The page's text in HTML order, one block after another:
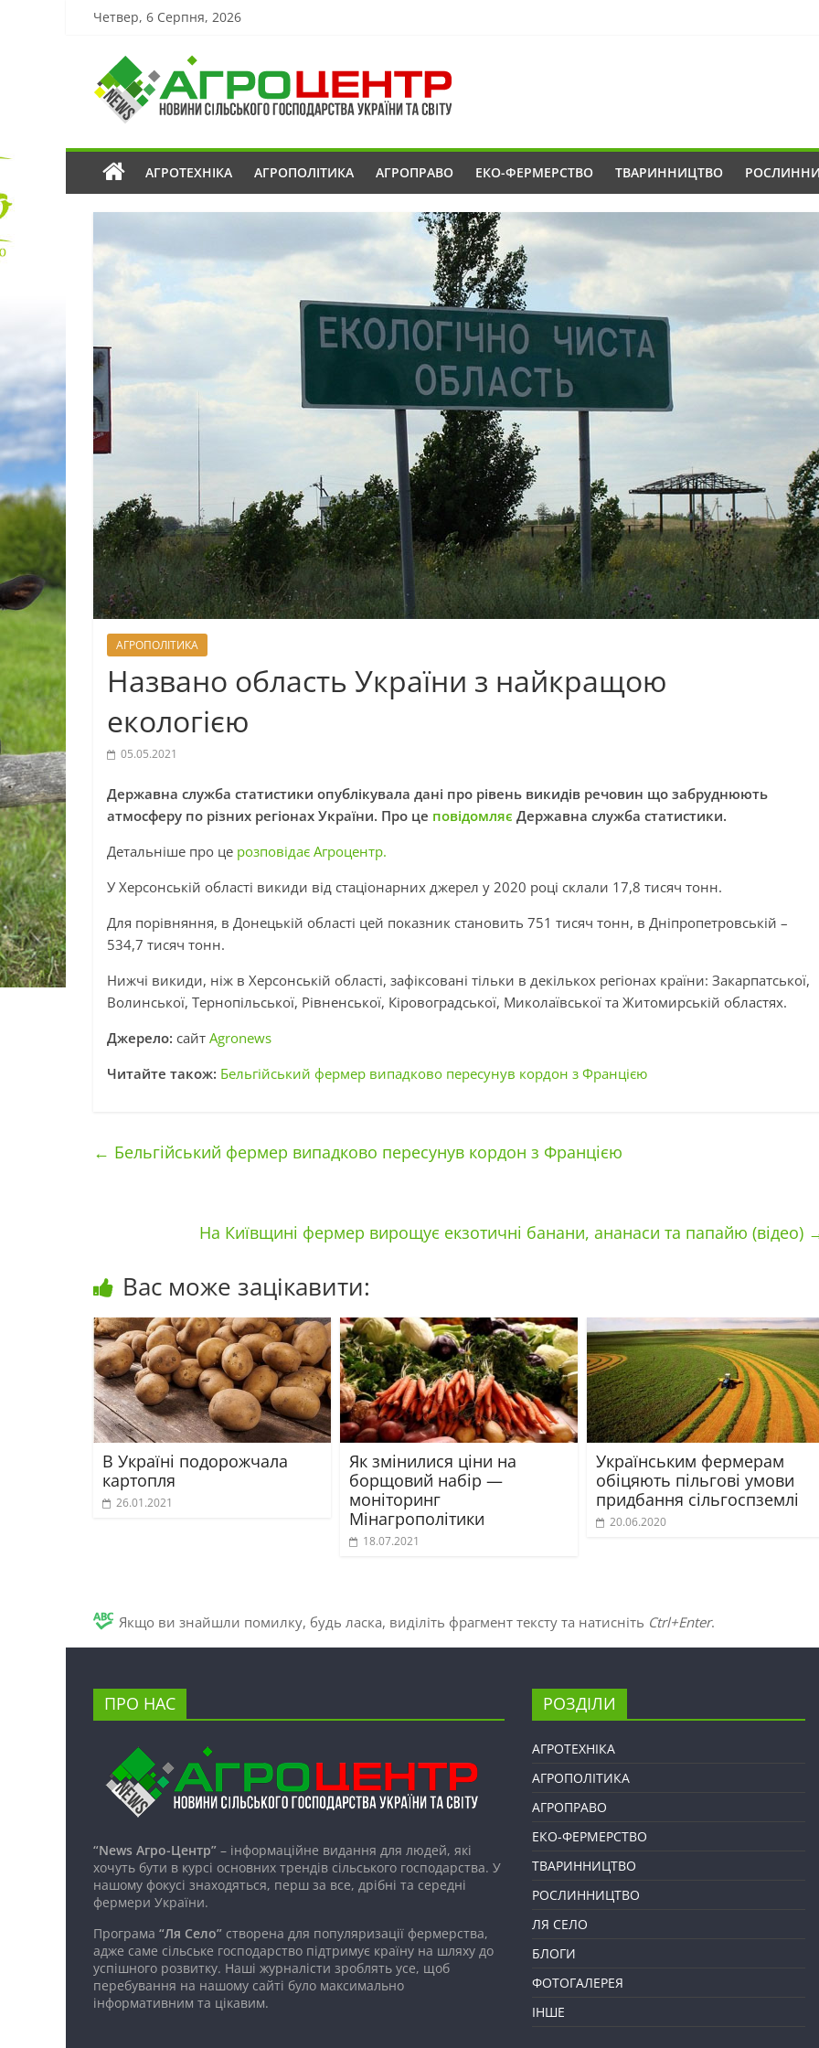
Четвер, 6 Серпня, 2026
АГРОТЕХНІКА АГРОПОЛІТИКА АГРОПРАВО ЕКО-ФЕРМЕРСТВО ТВАРИННИЦТВО
АГРОПОЛІТИКА
Названо область України з найкращою
екологією
05.05.2021
Державна служба статистики опублікувала дані про рівень викидів речовин що забруднюють
атмосферу по різних регіонах України. Про це повідомляє Державна служба статистики.
Детальніше про це розповідає Агроцентр.
У Херсонській області викиди від стаціонарних джерел у 2020 році склали 17,8 тисяч тонн.
Для порівняння, в Донецькій області цей показник становить 751 тисяч тонн, в Дніпропетровській –
534,7 тисяч тонн.
Нижчі викиди, ніж в Херсонській області, зафіксовані тільки в декількох регіонах країни: Закарпатської,
Волинської, Тернопільської, Рівненської, Кіровоградської, Миколаївської та Житомирській областях.
Джерело: сайт Agronews
Читайте також: Бельгійський фермер випадково пересунув кордон з Францією
← Бельгійський фермер випадково пересунув кордон з Францією
На Київщині фермер вирощує екзотичні банани, ананаси та папайю (відео)
Вас може зацікавити:
В Україні подорожчала
картопля
26.01.2021
Як змінилися ціни на
борщовий набір —
моніторинг
Мінагрополітики
18.07.2021
Українським фермерам
обіцяють пільгові умови
придбання сільгоспземлі
20.06.2020
Якщо ви знайшли помилку, будь ласка, виділіть фрагмент тексту та натисніть Ctrl+Enter.
ПРО НАС
“News Агро-Центр” – інформаційне видання для людей, які
хочуть бути в курсі основних трендів сільського господарства. У
нашому фокусі знаходяться, перш за все, дрібні та середні
фермери України.
Програма “Ля Село” створена для популяризації фермерства,
адже саме сільське господарство підтримує країну на шляху до
успішного розвитку. Наші журналісти зроблять усе, щоб
перебування на нашому сайті було максимально
інформативним та цікавим.
РОЗДІЛИ
АГРОТЕХНІКА
АГРОПОЛІТИКА
АГРОПРАВО
ЕКО-ФЕРМЕРСТВО
ТВАРИННИЦТВО
РОСЛИННИЦТВО
ЛЯ СЕЛО
БЛОГИ
ФОТОГАЛЕРЕЯ
ІНШЕ